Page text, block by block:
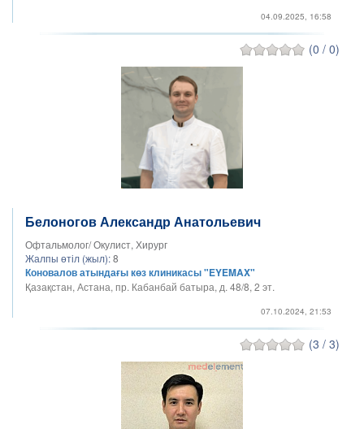
04.09.2025, 16:58
(0 / 0)
Белоногов Александр Анатольевич
Офтальмолог/ Окулист, Хирург
Жалпы өтіл (жыл):8
Коновалов атындағы көз клиникасы "EYEMAX"
Қазақстан, Астана, пр. Кабанбай батыра, д. 48/8​, 2 эт.
07.10.2024, 21:53
(3 / 3)